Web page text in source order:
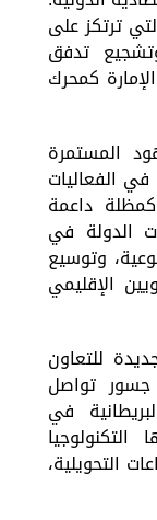
ترتكز على
تدفق
كمحرك
المستمرة
في الفعاليات
كمظلة داعمة
الدولة في
وتوسيع
الإقليمي
للتعاون
جسور تواصل
في
التحويلية،